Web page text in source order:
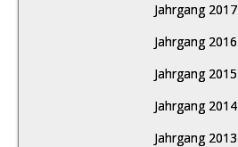
Jahrgang 2017
Jahrgang 2016
Jahrgang 2015
Jahrgang 2014
Jahrgang 2013